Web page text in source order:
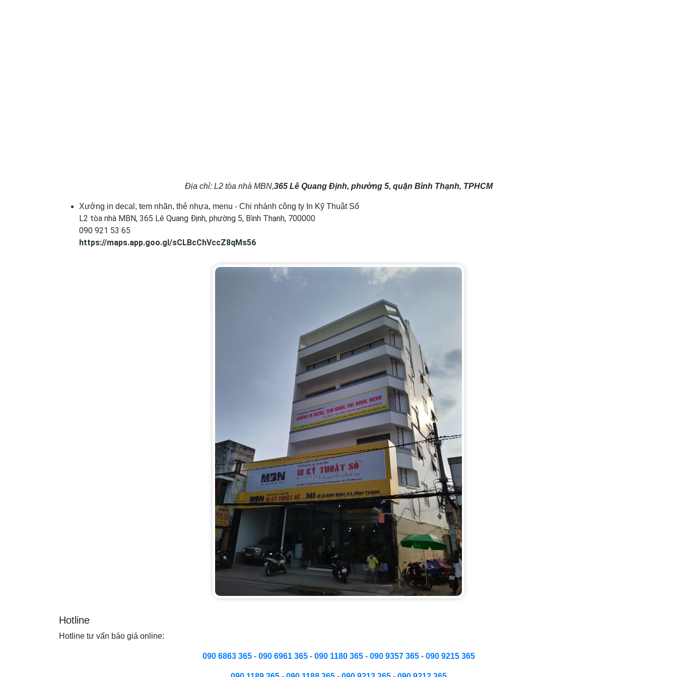
Địa chỉ: L2 tòa nhà MBN,365 Lê Quang Định, phường 5, quận Bình Thạnh, TPHCM
Xưởng in decal, tem nhãn, thẻ nhựa, menu - Chi nhánh công ty In Kỹ Thuật Số
L2 tòa nhà MBN, 365 Lê Quang Định, phường 5, Bình Thạnh, 700000
090 921 53 65
https://maps.app.goo.gl/sCLBcChVccZ8qMs56
Hotline
Hotline tư vấn báo giá online:
090 6863 365- 090 6961 365- 090 1180 365- 090 9357 365- 090 9215 365